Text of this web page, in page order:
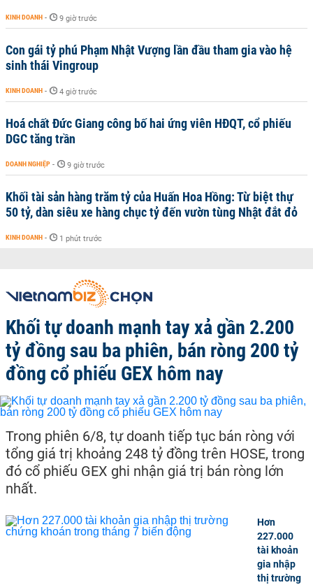
KINH DOANH - 9 giờ trước
Con gái tỷ phú Phạm Nhật Vượng lần đầu tham gia vào hệ
sinh thái Vingroup
KINH DOANH - 4 giờ trước
Hoá chất Đức Giang công bố hai ứng viên HĐQT, cổ phiếu
DGC tăng trần
DOANH NGHIỆP - 9 giờ trước
Khối tài sản hàng trăm tỷ của Huấn Hoa Hồng: Từ biệt thự
50 tỷ, dàn siêu xe hàng chục tỷ đến vườn tùng Nhật đắt đỏ
KINH DOANH - 1 phút trước
Khối tự doanh mạnh tay xả gần 2.200
tỷ đồng sau ba phiên, bán ròng 200 tỷ
đồng cổ phiếu GEX hôm nay
Trong phiên 6/8, tự doanh tiếp tục bán ròng với
tổng giá trị khoảng 248 tỷ đồng trên HOSE, trong
đó cổ phiếu GEX ghi nhận giá trị bán ròng lớn
nhất.
Hơn
227.000
tài khoản
gia nhập
thị trường